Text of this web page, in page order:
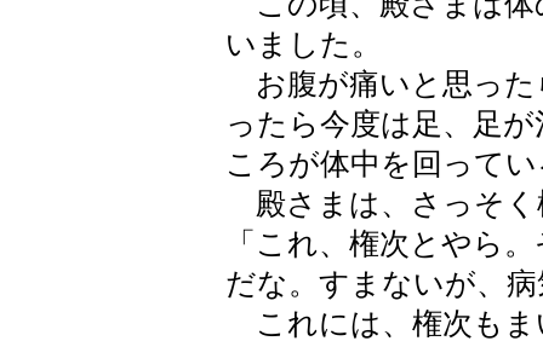
いました。
お腹が痛いと思った
ったら今度は足、足
ころが体中を回って
殿さまは、さっそく
「これ、権次とやら
だな。すまないが、
これには、権次もま